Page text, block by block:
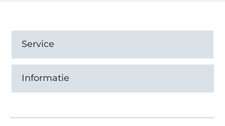
Service
Informatie